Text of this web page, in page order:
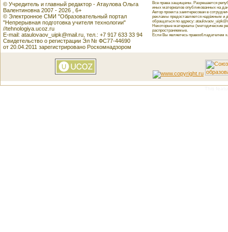
© Учредитель и главный редактор - Атаулова Ольга
Валентиновна 2007 - 2026 , 6+
© Электронное СМИ "Образовательный портал
"Непрерывная подготовка учителя технологии"
//tehnologiya.ucoz.ru
E-mail: ataulovaov_uipk@mail.ru, тел.: +7 917 633 33 94
Свидетельство о регистрации Эл № ФС77-44690
от 20.04.2011 зарегистрировано Роскомнадзором
Все права защищены. Разрешается
иных материалов опубликованных на
Автор проекта заинтересован в
рекламы предоставляется надёжным и
обращаться по адресу:
Некоторые материалы (методические
распространяемые.
Если Вы являетесь правообладателем